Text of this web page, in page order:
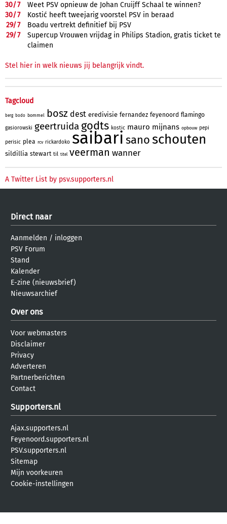
30/7
Weet PSV opnieuw de Johan Cruijff Schaal te winnen?
30/7
Kostić heeft tweejarig voorstel PSV in beraad
29/7
Boadu vertrekt definitief bij PSV
29/7
Supercup Vrouwen vrijdag in Philips Stadion, gratis ticket te
claimen
Stel hier in welk nieuws jij belangrijk vindt.
Tagcloud
berg bodo bommel bosz dest eredivisie fernandez feyenoord flamingo
gasiorowski geertruida godts kostic mauro mijnans opbouw pepi
perisic plea rcv rickardoko saibari sanoschouten
sildillia stewart til titel veerman wanner
A Twitter List by psv.supporters.nl
Direct naar
Aanmelden / inloggen
PSV Forum
Stand
Kalender
E-zine (nieuwsbrief)
Nieuwsarchief
Over ons
Voor webmasters
Disclaimer
Privacy
Adverteren
Partnerberichten
Contact
Supporters.nl
Ajax.supporters.nl
Feyenoord.supporters.nl
PSV.supporters.nl
Sitemap
Mijn voorkeuren
Cookie-instellingen